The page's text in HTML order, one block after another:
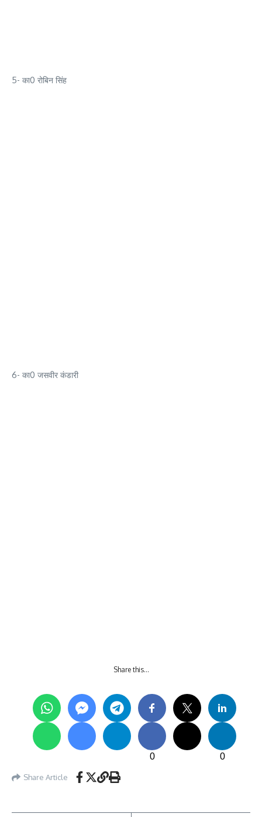
5- का0 रोबिन सिंह
6- का0 जसवीर कंडारी
Share this…
0 0
Share Article